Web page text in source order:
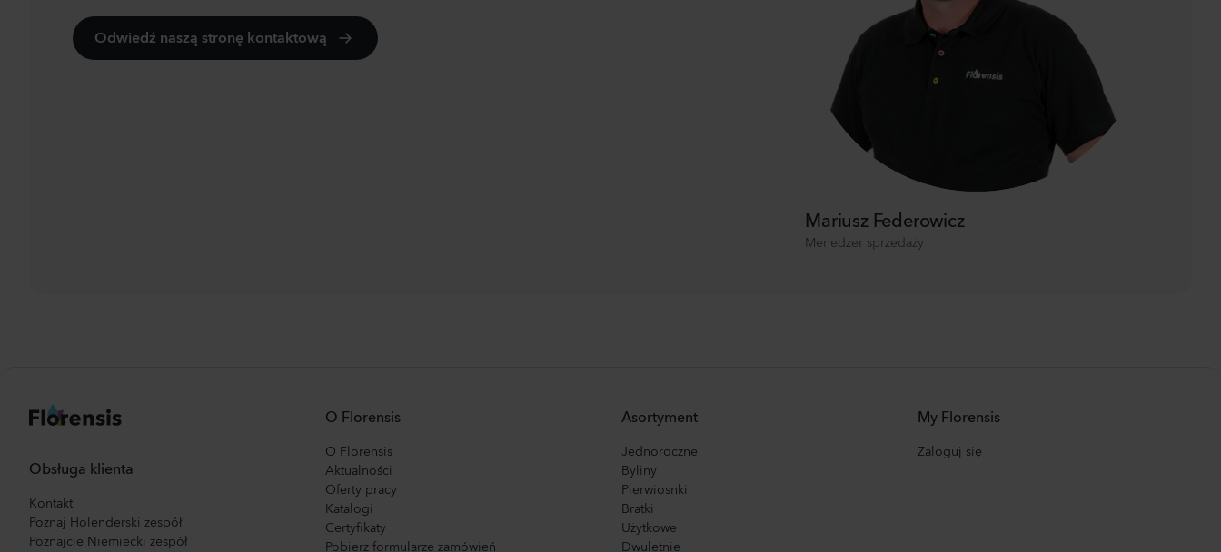
Odwiedź naszą stronę kontaktową
Mariusz Federowicz
Menedżer sprzedaży
Obsługa klienta
Kontakt
Poznaj Holenderski zespół
Poznajcie Niemiecki zespół
O Florensis
O Florensis
Aktualności
Oferty pracy
Katalogi
Certyfikaty
Pobierz formularze zamówień
Asortyment
Jednoroczne
Byliny
Pierwiosnki
Bratki
Użytkowe
Dwuletnie
My Florensis
Zaloguj się